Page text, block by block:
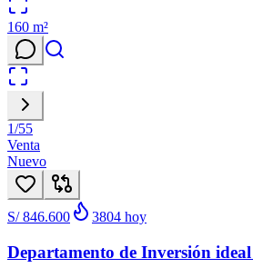
160 m²
1/55
Venta
Nuevo
S/ 846.600 3804 hoy
Departamento de Inversión